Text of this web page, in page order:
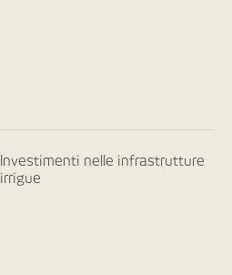
Investimenti nelle infrastrutture
irrigue